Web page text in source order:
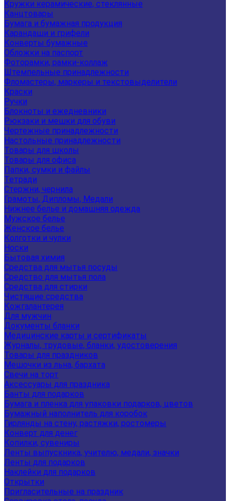
Кружки керамические, стеклянные
Канцтовары
Бумага и бумажная продукция
Карандаши и грифели
Конверты бумажные
Обложки на паспорт
Фоторамки, рамки-коллаж
Штемпельные принадлежности
Фломастеры, маркеры и текстовыделители
Краски
Ручки
Блокноты и ежедневники
Рюкзаки и мешки для обуви
Чертежные принадлежности
Настольные принадлежности
Товары для школы
Товары для офиса
Папки, сумки и файлы
Тетради
Стержни, чернила
Грамоты, Дипломы, Медали
Нижнее белье и домашняя одежда
Мужское белье
Женское белье
Колготки и чулки
Носки
Бытовая химия
Средства для мытья посуды
Средство для мытья пола
Средства для стирки
Чистящие средства
Кожгалантерея
Для мужчин
Документы бланки
Медицинские карты и сертификаты
Журналы, трудовые, бланки, удостоверения
Товары для праздников
Мешочки из льна, бархата
Свечи на торт
Аксессуары для праздника
Банты для подарков
Бумага и пленка для упаковки подарков, цветов
Бумажный наполнитель для коробок
Гирлянды на стену, растяжки, ростомеры
Конверт для денег
Копилки, сувениры
Ленты выпускника, учителю, медали, значки
Ленты для подарков
Наклейки для подарков
Открытки
Пригласительные на праздник